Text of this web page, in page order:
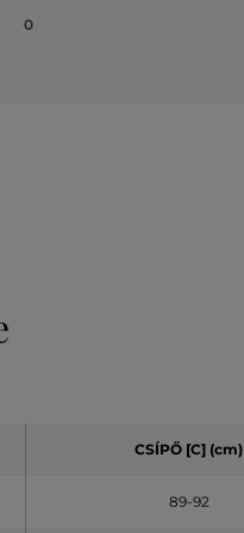
0
CSÍPŐ [C] (cm)
89-92